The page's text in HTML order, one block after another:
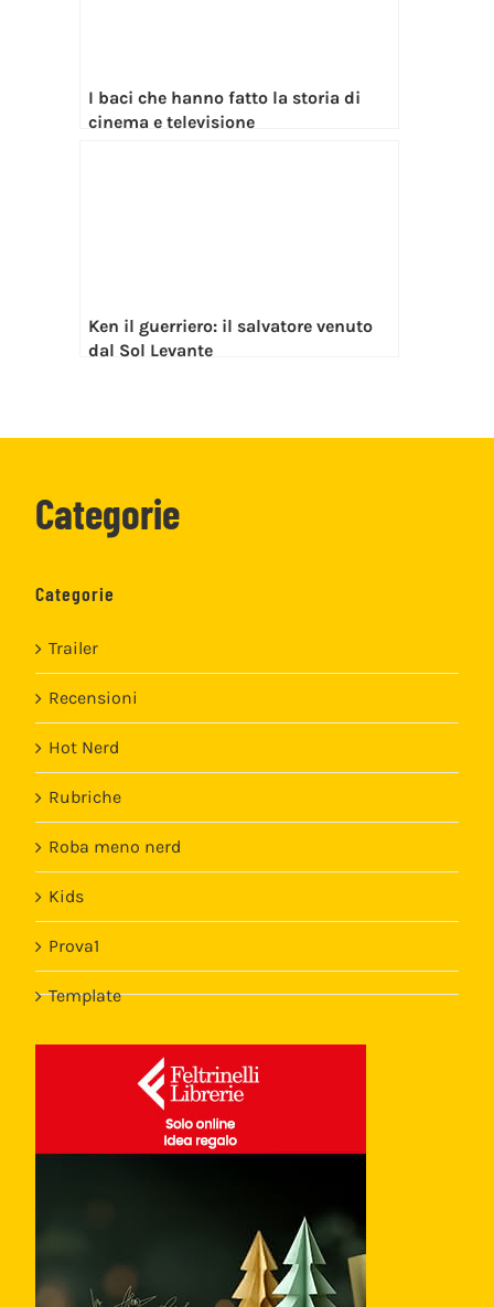
I baci che hanno fatto la storia di
cinema e televisione
Ken il guerriero: il salvatore venuto
dal Sol Levante
Categorie
Categorie
Trailer
Recensioni
Hot Nerd
Rubriche
Roba meno nerd
Kids
Prova1
Template